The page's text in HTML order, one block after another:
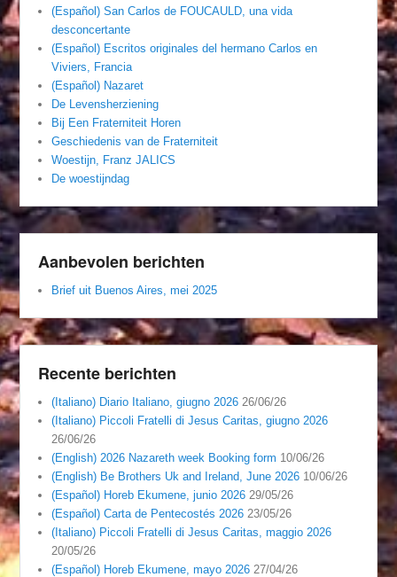
(Español) San Carlos de FOUCAULD, una vida
desconcertante
(Español) Escritos originales del hermano Carlos en
Viviers, Francia
(Español) Nazaret
De Levensherziening
Bij Een Fraterniteit Horen
Geschiedenis van de Fraterniteit
Woestijn, Franz JALICS
De woestijndag
Aanbevolen berichten
Brief uit Buenos Aires, mei 2025
Recente berichten
(Italiano) Diario Italiano, giugno 2026 26/06/26
(Italiano) Piccoli Fratelli di Jesus Caritas, giugno 2026
26/06/26
(English) 2026 Nazareth week Booking form 10/06/26
(English) Be Brothers Uk and Ireland, June 2026 10/06/26
(Español) Horeb Ekumene, junio 2026 29/05/26
(Español) Carta de Pentecostés 2026 23/05/26
(Italiano) Piccoli Fratelli di Jesus Caritas, maggio 2026
20/05/26
(Español) Horeb Ekumene, mayo 2026 27/04/26